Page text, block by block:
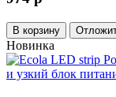
В корзину
Новинка